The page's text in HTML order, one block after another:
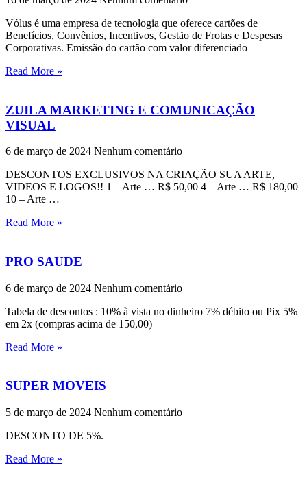
Vólus é uma empresa de tecnologia que oferece cartões de
Benefícios, Convênios, Incentivos, Gestão de Frotas e Despesas
Corporativas. Emissão do cartão com valor diferenciado
Read More »
ZUILA MARKETING E COMUNICAÇÃO
VISUAL
6 de março de 2024 Nenhum comentário
DESCONTOS EXCLUSIVOS NA CRIAÇÃO SUA ARTE,
VIDEOS E LOGOS!! 1 – Arte … R$ 50,00 4 – Arte … R$ 180,00
10 – Arte …
Read More »
PRO SAUDE
6 de março de 2024 Nenhum comentário
Tabela de descontos : 10% à vista no dinheiro 7% débito ou Pix 5%
em 2x (compras acima de 150,00)
Read More »
SUPER MOVEIS
5 de março de 2024 Nenhum comentário
DESCONTO DE 5%.
Read More »